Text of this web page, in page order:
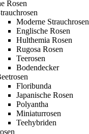
Rosen
Moderne Strauchrosen
Englische Rosen
Hulthemia Rosen
Rugosa Rosen
Teerosen
Bodendecker
Floribunda
Japanische Rosen
Polyantha
Miniaturrosen
Teehybriden